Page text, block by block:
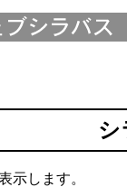
シ
示します。